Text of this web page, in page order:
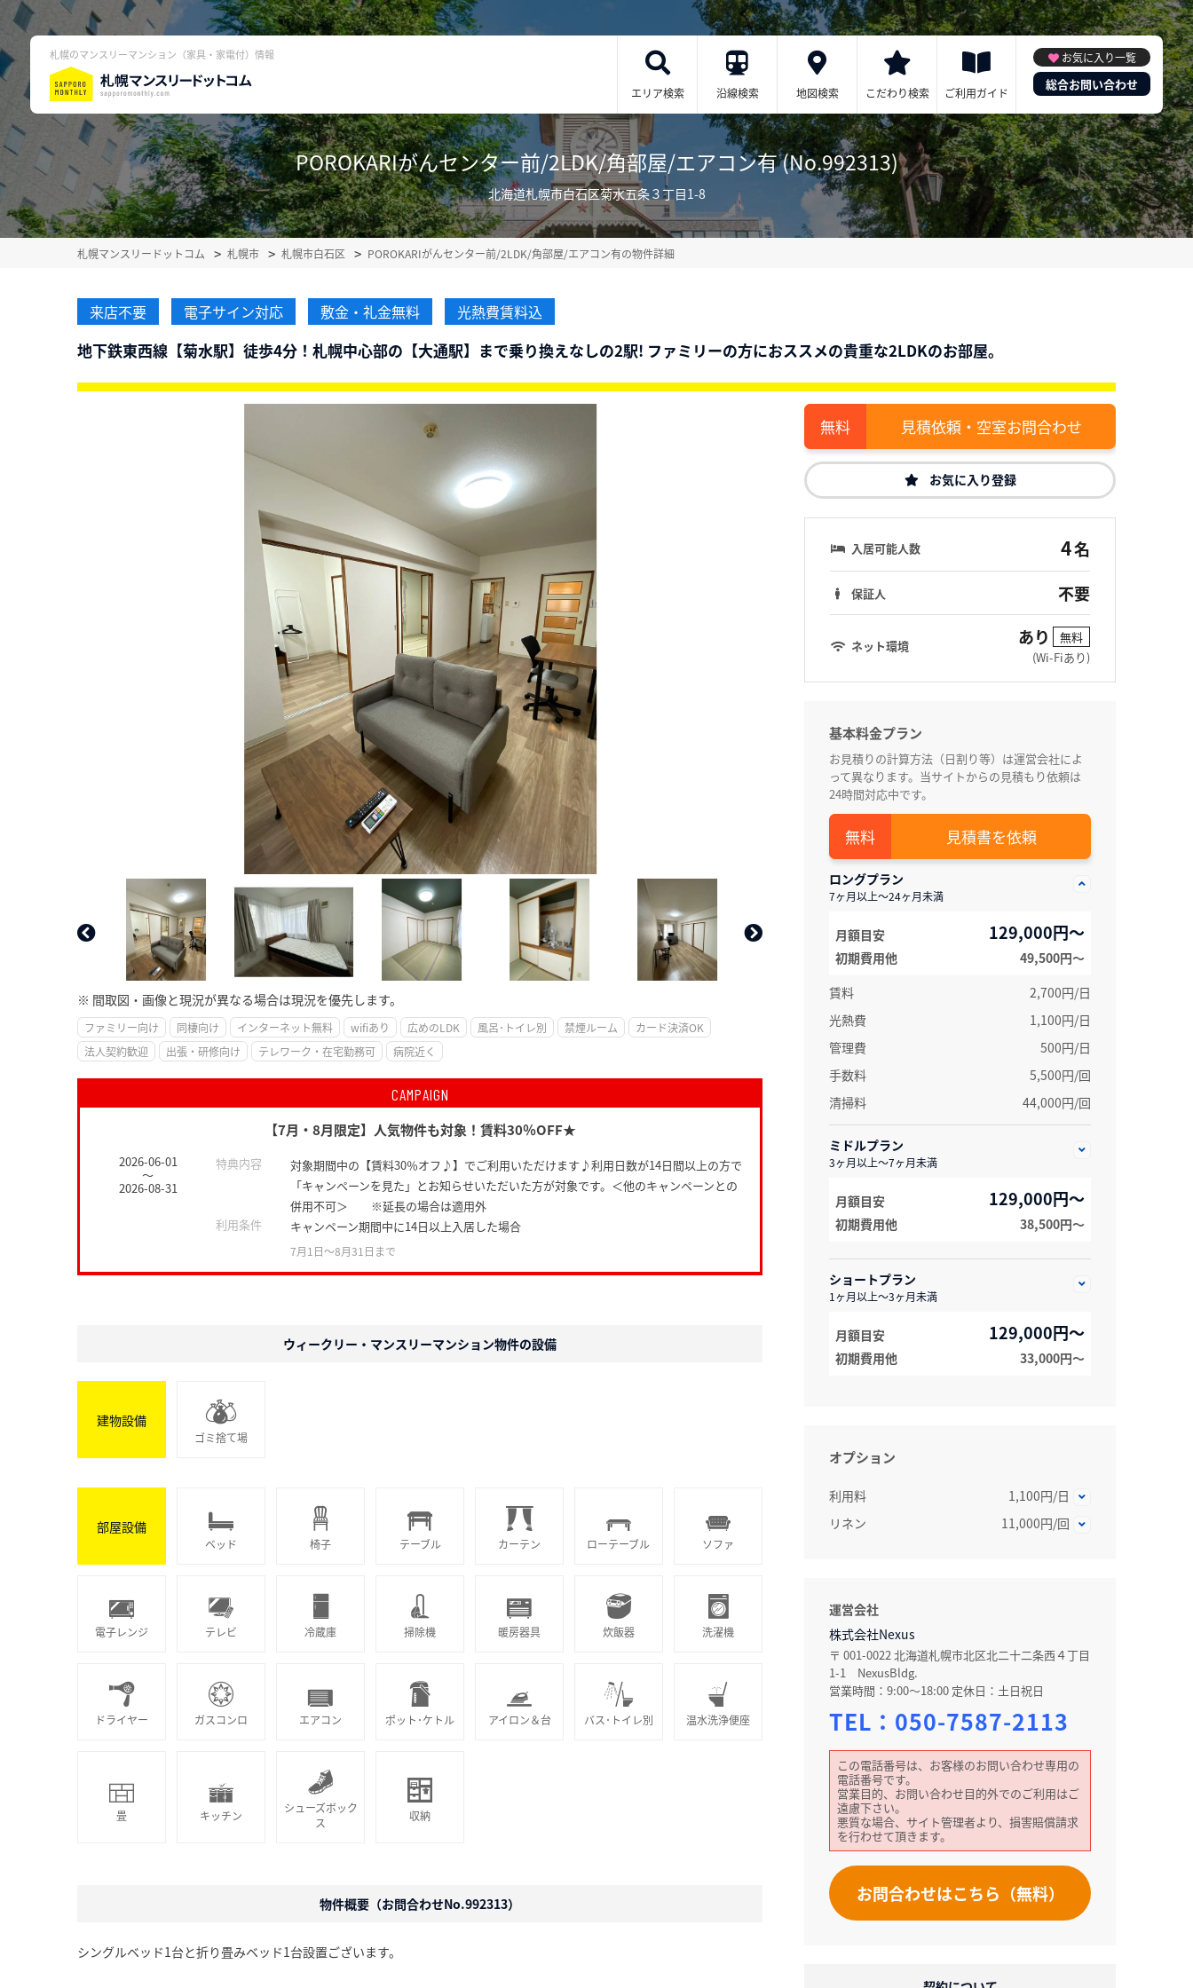
札幌のマンスリーマンション（家具・家電付）情報
エリア検索 沿線検索 地図検索 こだわり検索 ご利用ガイド
お気に入り一覧
総合お問い合わせ
POROKARIがんセンター前/2LDK/角部屋/エアコン有 (No.992313)
北海道札幌市白石区菊水五条３丁目1-8
札幌マンスリードットコム 札幌市 札幌市白石区 POROKARIがんセンター前/2LDK/角部屋/エアコン有の物件詳細
来店不要 電子サイン対応 敷金・礼金無料 光熱費賃料込
地下鉄東西線【菊水駅】徒歩4分！札幌中心部の【大通駅】まで乗り換えなしの2駅! ファミリーの方におススメの貴重な2LDKのお部屋。
※ 間取図・画像と現況が異なる場合は現況を優先します。
ファミリー向け 同棲向け インターネット無料 wifiあり 広めのLDK 風呂･トイレ別 禁煙ルーム
カード決済OK
法人契約歓迎
出張・研修向け テレワーク・在宅勤務可 病院近く
CAMPAIGN
【7月・8月限定】人気物件も対象！賃料30％OFF★
2026-06-01
～
2026-08-31
特典内容
対象期間中の【賃料30％オフ♪】でご利用いただけます♪利用日数が14日間以上の方で
「キャンペーンを見た」とお知らせいただいた方が対象です。＜他のキャンペーンとの
併用不可＞ ※延長の場合は適用外
利用条件
キャンペーン期間中に14日以上入居した場合
7月1日〜8月31日まで
見積依頼・空室お問合わせ
お気に入り登録
入居可能人数 4名
保証人 不要
ネット環境 あり
無料
(Wi-Fiあり)
基本料金プラン
お見積りの計算方法（日割り等）は運営会社によ
って異なります。当サイトからの見積もり依頼は
24時間対応中です。
見積書を依頼
ロングプラン
7ヶ月以上～24ヶ月未満
月額目安 129,000円～
初期費用他
49,500円〜
賃料
2,700円/日
光熱費
1,100円/日
管理費
500円/日
手数料
5,500円/回
清掃料
44,000円/回
ミドルプラン
3ヶ月以上～7ヶ月未満
月額目安 129,000円～
初期費用他 38,500円〜
ショートプラン
1ヶ月以上～3ヶ月未満
月額目安 129,000円～
初期費用他 33,000円〜
オプション
利用料
1,100円/日
リネン
11,000円/回
運営会社
株式会社Nexus
〒 001-0022 北海道札幌市北区北二十二条西４丁目
1-1 NexusBldg.
営業時間：9:00～18:00 定休日：土日祝日
TEL： 050-7587-2113
この電話番号は、お客様のお問い合わせ専用の
電話番号です。
営業目的、お問い合わせ目的外でのご利用はご
遠慮下さい。
悪質な場合、サイト管理者より、損害賠償請求
を行わせて頂きます。
お問合わせはこちら（無料）
ウィークリー・マンスリーマンション物件の設備
建物設備
ゴミ捨て場
部屋設備
ベッド 椅子 テーブル カーテン ローテーブル ソファ
電子レンジ テレビ 冷蔵庫 掃除機 暖房器具 炊飯器 洗濯機
ドライヤー ガスコンロ エアコン ポット･ケトル アイロン＆台 バス･トイレ別 温水洗浄便座
畳 キッチン
シューズボック
ス
収納
物件概要（お問合わせNo.992313）
シングルベッド1台と折り畳みベッド1台設置ございます。